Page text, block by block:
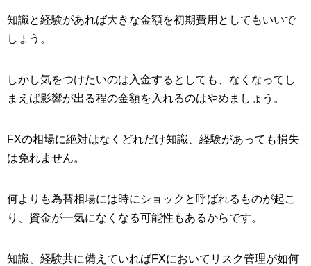
知識と経験があれば大きな金額を初期費用としてもいいで
しょう。
しかし気をつけたいのは入金するとしても、なくなってし
まえば影響が出る程の金額を入れるのはやめましょう。
FXの相場に絶対はなくどれだけ知識、経験があっても損失
は免れません。
何よりも為替相場には時にショックと呼ばれるものが起こ
り、資金が一気になくなる可能性もあるからです。
知識、経験共に備えていればFXにおいてリスク管理が如何